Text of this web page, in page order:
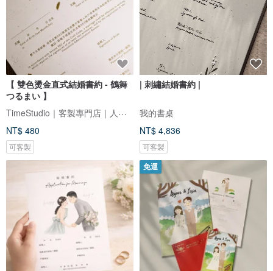
【 雙色燙金直式結婚書約 - 鶴舞
つるまい 】
TimeStudio｜客製專門店｜人生大事事務所
NT$ 480
可客製
| 刺繡結婚書約 |
我的書桌
NT$ 4,836
可客製
免運